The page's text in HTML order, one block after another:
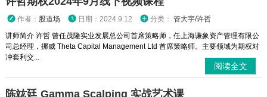
作者： 股道场 日期：2024.9.12 分类： 管大宇/许哲
讲师简介 许哲 曾任茂隆实业发展总公司首席策略师，任上海谦象资产管理有限公
司总经理，挪威 Theta Capital Management Ltd 首席策略师。主要领域为期权对
冲套利交...
阅读全文
陈竑廷 Gamma Scalping 实战艺术课